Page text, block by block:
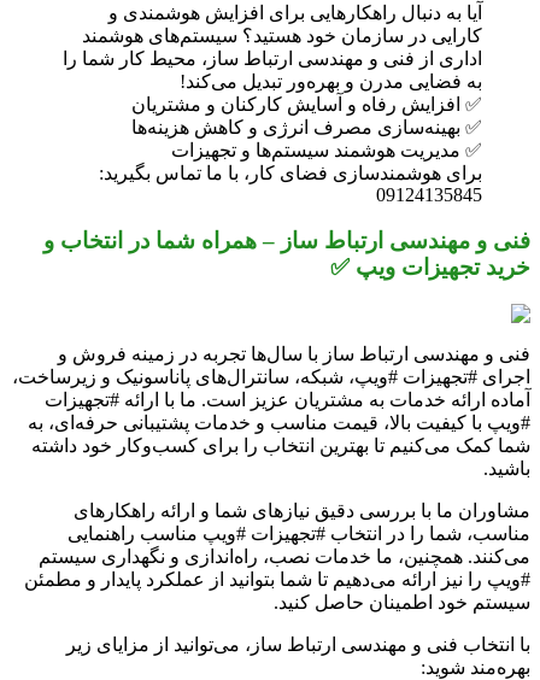
آیا به دنبال راهکارهایی برای افزایش هوشمندی و
کارایی در سازمان خود هستید؟ سیستم‌های هوشمند
اداری از فنی و مهندسی ارتباط ساز، محیط کار شما را
به فضایی مدرن و بهره‌ور تبدیل می‌کند!
✅ افزایش رفاه و آسایش کارکنان و مشتریان
✅ بهینه‌سازی مصرف انرژی و کاهش هزینه‌ها
✅ مدیریت هوشمند سیستم‌ها و تجهیزات
برای هوشمندسازی فضای کار، با ما تماس بگیرید:
09124135845
فنی و مهندسی ارتباط ساز – همراه شما در انتخاب و
خرید تجهیزات ویپ ✅
فنی و مهندسی ارتباط ساز با سال‌ها تجربه در زمینه فروش و
اجرای #تجهیزات #ویپ، شبکه، سانترال‌های پاناسونیک و زیرساخت،
آماده ارائه خدمات به مشتریان عزیز است. ما با ارائه #تجهیزات
#ویپ با کیفیت بالا، قیمت مناسب و خدمات پشتیبانی حرفه‌ای، به
شما کمک می‌کنیم تا بهترین انتخاب را برای کسب‌وکار خود داشته
باشید.
مشاوران ما با بررسی دقیق نیازهای شما و ارائه راهکارهای
مناسب، شما را در انتخاب #تجهیزات #ویپ مناسب راهنمایی
می‌کنند. همچنین، ما خدمات نصب، راه‌اندازی و نگهداری سیستم
#ویپ را نیز ارائه می‌دهیم تا شما بتوانید از عملکرد پایدار و مطمئن
سیستم خود اطمینان حاصل کنید.
با انتخاب فنی و مهندسی ارتباط ساز، می‌توانید از مزایای زیر
بهره‌مند شوید: